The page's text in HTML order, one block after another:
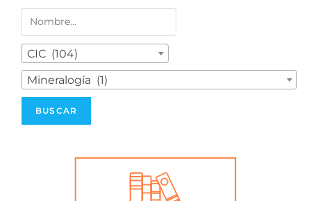
CIC (104)
Mineralogía (1)